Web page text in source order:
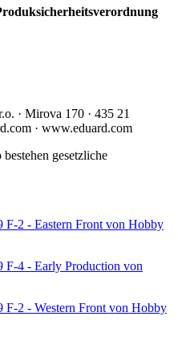
· Mirova 170 · 435 21
· www.eduard.com
gesetzliche
F-2 - Eastern Front von Hobby
F-4 - Early Production von
F-2 - Western Front von Hobby